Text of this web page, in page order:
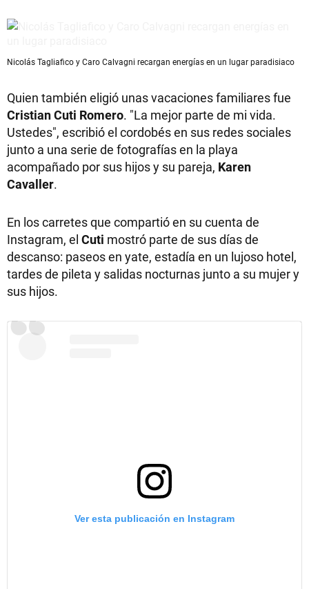
Nicolás Tagliafico y Caro Calvagni recargan energías en un lugar paradisiaco
Quien también eligió unas vacaciones familiares fue
Cristian Cuti Romero. "La mejor parte de mi vida.
Ustedes", escribió el cordobés en sus redes sociales
junto a una serie de fotografías en la playa
acompañado por sus hijos y su pareja, Karen
Cavaller.
En los carretes que compartió en su cuenta de
Instagram, el Cuti mostró parte de sus días de
descanso: paseos en yate, estadía en un lujoso hotel,
tardes de pileta y salidas nocturnas junto a su mujer y
sus hijos.
Ver esta publicación en Instagram